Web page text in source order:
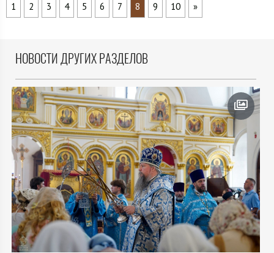
1 2 3 4 5 6 7 8 9 10 »
НОВОСТИ ДРУГИХ РАЗДЕЛОВ